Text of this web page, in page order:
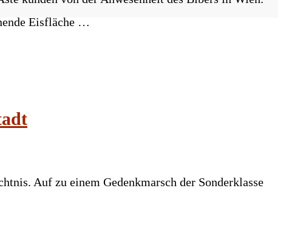
Eisfläche …
Auf zu einem Gedenkmarsch der Sonderklasse